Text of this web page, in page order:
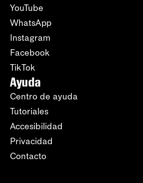
YouTube
WhatsApp
Instagram
Facebook
TikTok
Ayuda
Centro de ayuda
Tutoriales
Accesibilidad
Privacidad
Contacto